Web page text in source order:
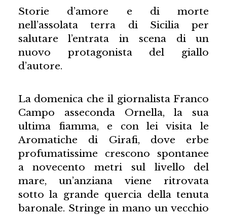
Storie d’amore e di morte
nell’assolata terra di Sicilia per
salutare l’entrata in scena di un
nuovo protagonista del giallo
d’autore.
La domenica che il giornalista Franco
Campo asseconda Ornella, la sua
ultima fiamma, e con lei visita le
Aromatiche di Girafi, dove erbe
profumatissime crescono spontanee
a novecento metri sul livello del
mare, un’anziana viene ritrovata
sotto la grande quercia della tenuta
baronale. Stringe in mano un vecchio